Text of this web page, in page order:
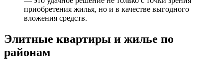
приобретения жилья, но и в качестве выгодного
вложения средств.
Элитные квартиры и жилье по
районам